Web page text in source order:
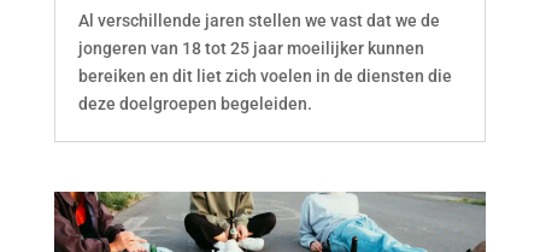
Al verschillende jaren stellen we vast dat we de
jongeren van 18 tot 25 jaar moeilijker kunnen
bereiken en dit liet zich voelen in de diensten die
deze doelgroepen begeleiden.